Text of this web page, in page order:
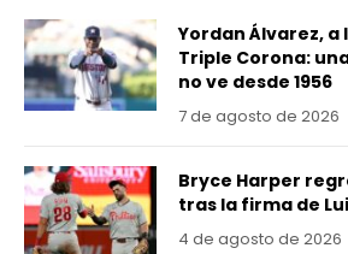
Yordan Álvarez,
Triple Corona:
no ve desde 1956
7 de agosto de 2026
Bryce Harper
tras la firma de
4 de agosto de 2026